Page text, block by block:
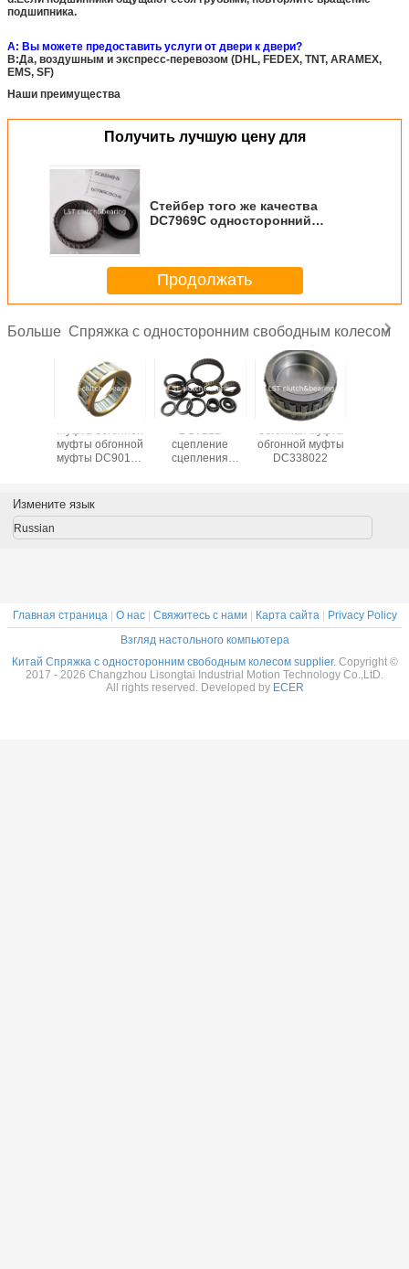
подшипника.
А: Вы можете предоставить услуги от двери к двери?
B:Да, воздушным и экспресс-перевозом (DHL, FEDEX, TNT, ARAMEX,
EMS, SF)
Наши преимущества
Получить лучшую цену для
Стейбер того же качества
DC7969C односторонний
Продолжать
Больше Спряжка с односторонним свободным колесом
односторонний
сцепление
сцепление
Муфта обгонной
муфты обгонной
муфты DC90120
DC7221
сцепление
сцепления
сцепления с
колесом в одну
Измените язык
Russian
Главная страница| О нас| Свяжитесь с нами | Карта сайта| Privacy Policy
Взгляд настольного компьютера
Китай Спряжка с односторонним свободным колесом supplier. Copyright ©
2017 - 2026 Changzhou Lisongtai Industrial Motion Technology Co.,LtD.
All rights reserved. Developed by ECER